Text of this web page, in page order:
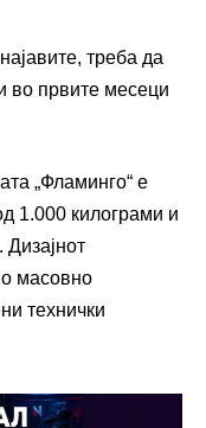
треба да
во првите месеци
„Фламинго“ е
1.000 килограми и
Дизајнот
масовно
технички